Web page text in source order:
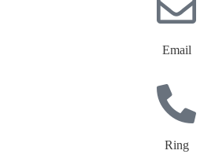
Email
Ring